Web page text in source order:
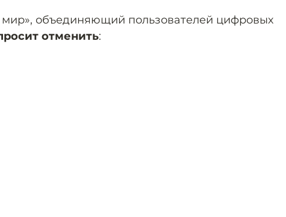
объединяющий пользователей цифровых
отменить: